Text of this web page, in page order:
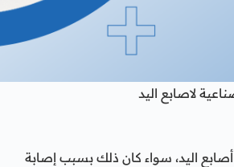
لاصابع اليد
اليد، سواء كان ذلك بسبب إصابة